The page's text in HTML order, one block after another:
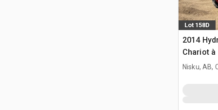
Lot 158D
2014
Chariot
Nisku, AB,